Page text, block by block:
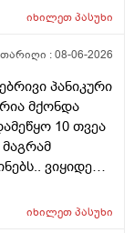
იხილეთპასუხი
თარიღი :08-06-2026
პანიკური
მქონდა
10 თვეა
ვიყიდე
იხილეთპასუხი